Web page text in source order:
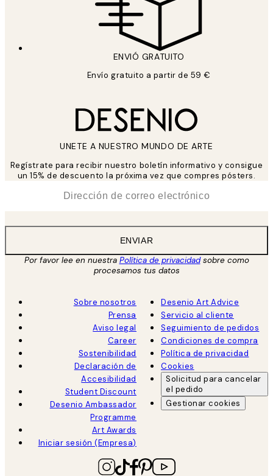
ENVIÓ GRATUITO
Envío gratuito a partir de 59 €
UNETE A NUESTRO MUNDO DE ARTE
Regístrate para recibir nuestro boletín informativo y consigue
un 15% de descuento la próxima vez que compres pósters.
ENVIAR
Por favor lee en nuestra Política de privacidadsobre como
procesamos tus datos
Sobre nosotros
Prensa
Aviso legal
Career
Sostenibilidad
Declaración de
Accesibilidad
Student Discount
Desenio Ambassador
Programme
Art Awards
Iniciar sesión (Empresa)
Desenio Art Advice
Servicio al cliente
Seguimiento de pedidos
Condiciones de compra
Política de privacidad
Cookies
Solicitud para cancelar
el pedido
Gestionar cookies